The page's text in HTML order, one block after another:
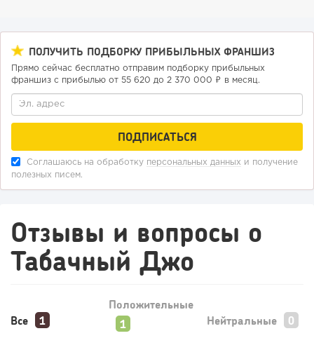
От стартапа за 30 тысяч рублей до бизнеса стоимостью
миллиарды:...
205
Отзыв SSL-сертификатов у банков: как это влияет на
российский...
ПОЛУЧИТЬ ПОДБОРКУ ПРИБЫЛЬНЫХ ФРАНШИЗ
Прямо сейчас бесплатно отправим подборку прибыльных
франшиз с прибылью от 55 620 до 2 370 000 ₽ в месяц.
Соглашаюсь на обработку персональных данных и получение
полезных писем.
Отзывы и вопросы о
Табачный Джо
Все
Положительные
Нейтральные